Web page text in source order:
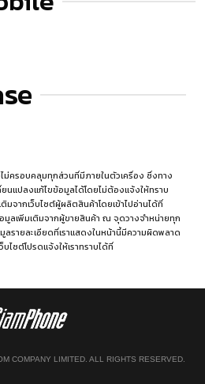
ม่ครอบคลุมทุกส่วนที่มีภายในตัวเครื่อง ซึ่งทาง
ยนแปลงแก้ไขข้อมูลได้โดยไม่ต้องแจ้งให้ทราบ
จากเว็บไซต์ผู้ผลิตสินค้าโดยเข้าไปอ่านได้ที่
มูลเพิ่มเติมจากผู้ขายสินค้า ณ จุดวางจำหน่ายทุก
รายละเอียดที่เราแสดงในหน้านี้มีความผิดพลาด
ซต์โปรดแจ้งให้เราทราบได้ที่
COMPANY LIMITED. ALL RIGHTS RESERVED.